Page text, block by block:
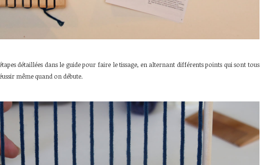
détaillées dans le guide pour faire le tissage, en alternant différents points qui sont tous
même quand on débute.